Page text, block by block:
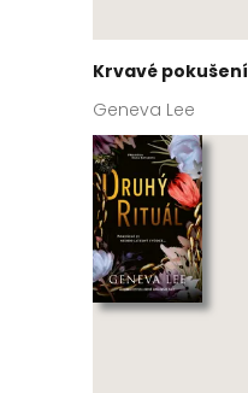
Krvavé pokušení
Geneva Lee